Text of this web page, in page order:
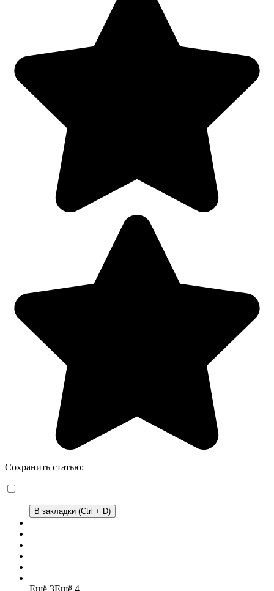
Сохранить статью:
В закладки (Ctrl + D)
Ещё 3Ещё 4